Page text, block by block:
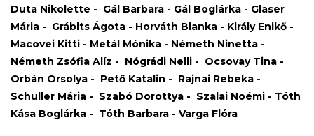
Duta Nikolette - Gál Barbara - Gál Boglárka - Glaser
Mária - Grábits Ágota - Horváth Blanka - Király Enikő -
Macovei Kitti - Metál Mónika - Németh Ninetta -
Németh Zsófia Alíz - Nógrádi Nelli - Ocsovay Tina -
Orbán Orsolya - Pető Katalin - Rajnai Rebeka -
Schuller Mária - Szabó Dorottya - Szalai Noémi - Tóth
Kása Boglárka - Tóth Barbara - Varga Flóra